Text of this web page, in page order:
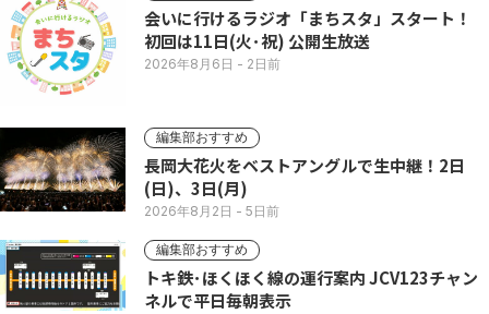
会いに行けるラジオ「まちスタ」スタート！
初回は11日(火･祝) 公開生放送
2026年8月6日 - 2日前
編集部おすすめ
長岡大花火をベストアングルで生中継！2日
(日)、3日(月)
2026年8月2日 - 5日前
編集部おすすめ
トキ鉄･ほくほく線の運行案内 JCV123チャン
ネルで平日毎朝表示